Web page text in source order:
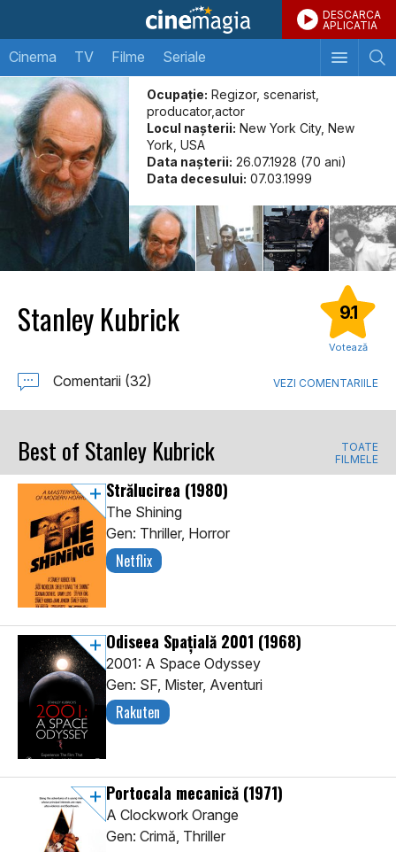
DESCARCA
APLICATIA
Cinema TV Filme Seriale
Ocupație: Regizor, scenarist,
producator,actor
Locul naşterii: New York City, New
York, USA
Data naşterii: 26.07.1928 (70 ani)
Data decesului: 07.03.1999
Stanley Kubrick 9.1
Votează
Comentarii (32) VEZI COMENTARIILE
Best of Stanley Kubrick
TOATE
FILMELE
Strălucirea (1980)
The Shining
Gen: Thriller, Horror
Netflix
Odiseea Spațială 2001 (1968)
2001: A Space Odyssey
Gen: SF, Mister, Aventuri
Rakuten
Portocala mecanică (1971)
A Clockwork Orange
Gen: Crimă, Thriller